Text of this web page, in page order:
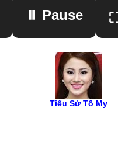
▶ Play
⏸ Pause
Tiểu Sử Tố My